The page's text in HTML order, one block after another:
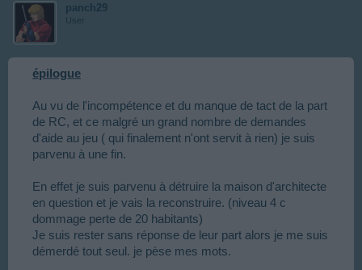
panch29
User
épilogue
Au vu de l'incompétence et du manque de tact de la part
de RC, et ce malgré un grand nombre de demandes
d'aide au jeu ( qui finalement n'ont servit à rien) je suis
parvenu à une fin.
En effet je suis parvenu à détruire la maison d'architecte
en question et je vais la reconstruire. (niveau 4 c
dommage perte de 20 habitants)
Je suis rester sans réponse de leur part alors je me suis
démerdé tout seul. je pèse mes mots.